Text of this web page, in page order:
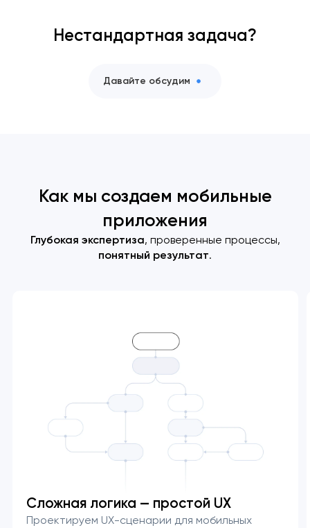
Нестандартная задача?
Давайте обсудим
Как мы создаем мобильные
приложения
Глубокая экспертиза, проверенные процессы,
понятный результат.
Сложная логика — простой UX
Проектируем UX-сценарии для мобильных